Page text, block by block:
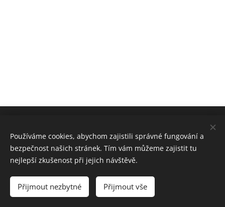
Cookies
Čeština
Používáme cookies, abychom zajistili správné fungování a
bezpečnost našich stránek. Tím vám můžeme zajistit tu
nejlepší zkušenost při jejich návštěvě.
Přijmout nezbytné Přijmout vše